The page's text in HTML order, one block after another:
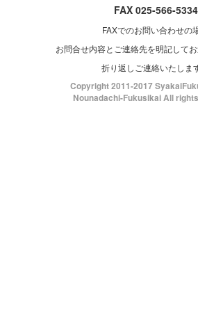
FAX 025-566-5334
FAXでのお問い合わせの
お問合せ内容とご連絡先を明記してお
折り返しご連絡いたします
Copyright 2011-2017
Nounadachi-Fukusikai All